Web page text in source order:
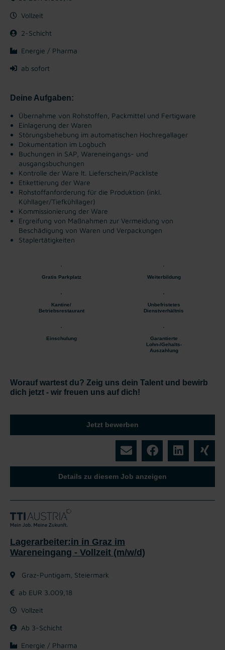
Vollzeit
2-Schicht
Energie / Pharma
ab sofort
Deine Aufgaben:
Übernahme von Rohstoffen, Packmittel und Fertigware
Einlagerung der Waren
Störungsbehebung im automatischen Hochregallager
Dokumentation im Logbuch
Buchungen in SAP, Wareneingangs- und
ausgangsbuchungen
Kontrolle der Ware lt. Lieferschein/Packliste
Etikettierung der Ware
Rohstoffanforderung für die Produktion (inkl.
Kühllager/Tiefkühllager)
Kommissionierung der Ware
Ergreifung von Maßnahmen zur Vermeidung von
Beschädigung von Waren und Verpackungen
Staplertätigkeiten
Gratis Parkplatz Weiterbildung
Kantine/
Betriebsrestaurant
Unbefristetes
Dienstverhältnis
Einschulung
Garantierte
Lohn-/Gehalts-
Auszahlung
Worauf wartest du? Zeig uns dein Talent und bewirb
dich jetzt - wir freuen uns auf dich!
Jetzt bewerben
Details zu diesem Job anzeigen
Lagerarbeiter:in in Graz im
Wareneingang - Vollzeit (m/w/d)
Graz-Puntigam, Steiermark
ab EUR 3.009,18
Vollzeit
Ab 3-Schicht
Energie / Pharma